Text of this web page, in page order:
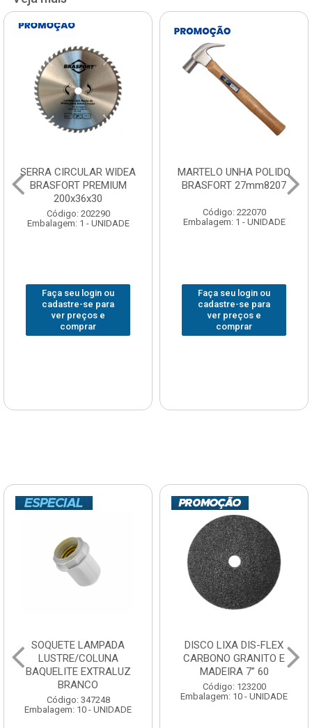
SERRA CIRCULAR WIDEA
BRASFORT PREMIUM
200x36x30
Código: 202290
Embalagem: 1 - UNIDADE
Faça seu login ou
cadastre-se para
ver preços e
comprar
MARTELO UNHA POLIDO
BRASFORT 27mm8207
Código: 222070
Embalagem: 1 - UNIDADE
Faça seu login ou
cadastre-se para
ver preços e
comprar
SOQUETE LAMPADA
LUSTRE/COLUNA
BAQUELITE EXTRALUZ
BRANCO
Código: 347248
Embalagem: 10 - UNIDADE
DISCO LIXA DIS-FLEX
CARBONO GRANITO E
MADEIRA 7” 60
Código: 123200
Embalagem: 10 - UNIDADE